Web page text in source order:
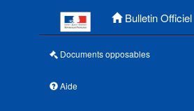
Bulletin Officiel
Documents opposables
Aide